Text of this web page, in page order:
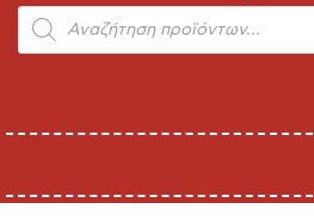
Products
search